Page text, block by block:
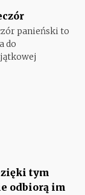
panieński to
do
tym
odbiorą im